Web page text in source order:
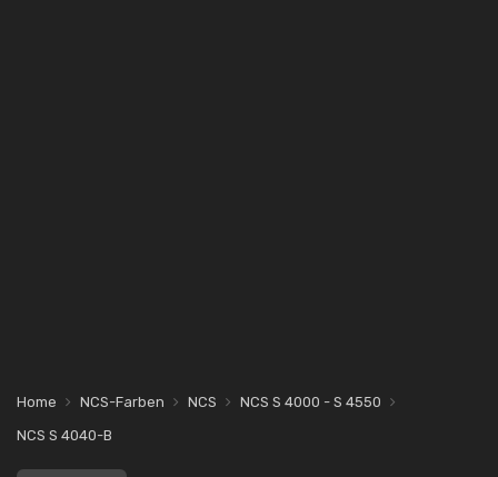
Home NCS-Farben NCS
NCS S 4000 - S 4550
NCS S 4040-B